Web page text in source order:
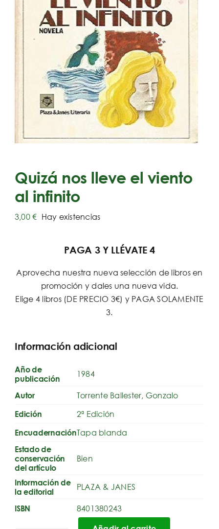
Quizá nos lleve el viento
al infinito
3,00€ Hay existencias
PAGA 3 Y LLÉVATE 4
Aprovecha nuestra nueva selección de libros en
promoción y dales una nueva vida.
Elige 4 libros (DE PRECIO 3€) y PAGA SOLAMENTE
3.
Información adicional
Año de
publicación
1984
Autor Torrente Ballester, Gonzalo
Edición 2ª Edición
EncuadernaciónTapa blanda
Estado de
conservación
del artículo
Bien
Información de
la editorial
PLAZA & JANES
ISBN 8401380243